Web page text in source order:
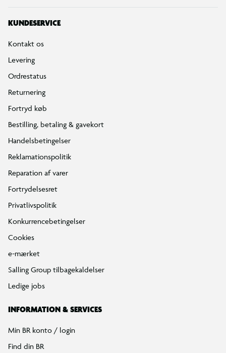
KUNDESERVICE
Kontakt os
Levering
Ordrestatus
Returnering
Fortryd køb
Bestilling, betaling & gavekort
Handelsbetingelser
Reklamationspolitik
Reparation af varer
Fortrydelsesret
Privatlivspolitik
Konkurrencebetingelser
Cookies
e-mærket
Salling Group tilbagekaldelser
Ledige jobs
INFORMATION & SERVICES
Min BR konto / login
Find din BR